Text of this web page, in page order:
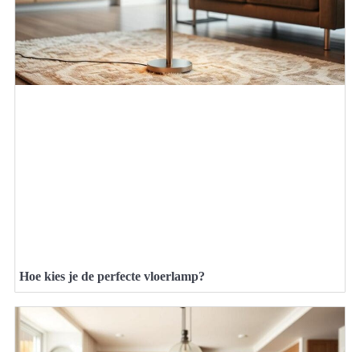
Hoe kies je de perfecte vloerlamp?